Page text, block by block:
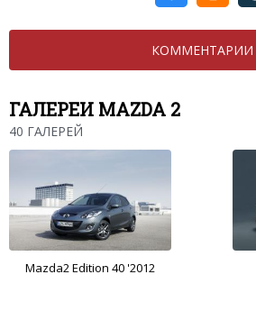
КОММЕНТАРИИ
ГАЛЕРЕИ MAZDA 2
40 ГАЛЕРЕЙ
Mazda2 Edition 40 '2012